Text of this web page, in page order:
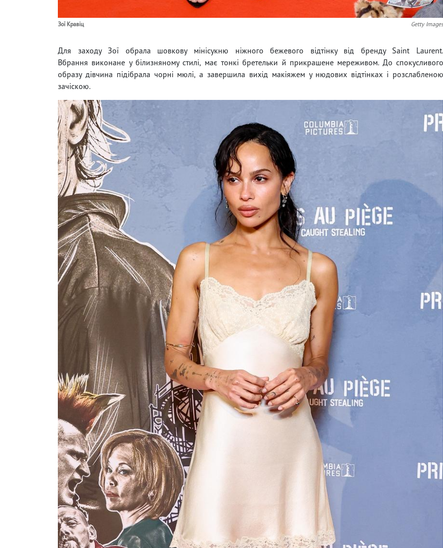
Зої Кравіц Getty Images
Для заходу Зої обрала шовкову мінісукню ніжного бежевого відтінку від бренду Saint Laurent.
Вбрання виконане у білизняному стилі, має тонкі бретельки й прикрашене мереживом. До спокусливого
образу дівчина підібрала чорні мюлі, а завершила вихід макіяжем у нюдових відтінках і розслабленою
зачіскою.